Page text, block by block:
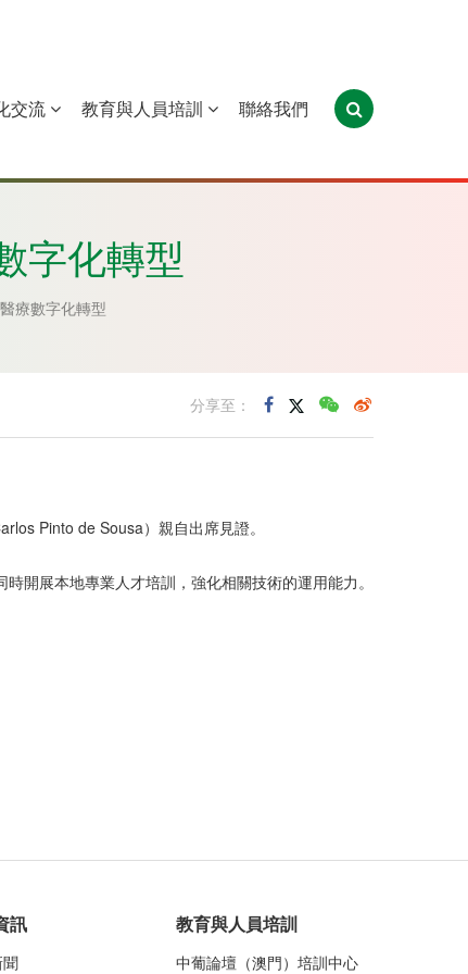
葡萄牙 聖多美和普林西比 東帝汶
交流 教育與人員培訓 聯絡我們
字化轉型
療數字化轉型
分享至：
Pinto de Sousa）親自出席見證。
開展本地專業人才培訓，強化相關技術的運用能力。
訊 教育與人員培訓
中葡論壇（澳門）培訓中心